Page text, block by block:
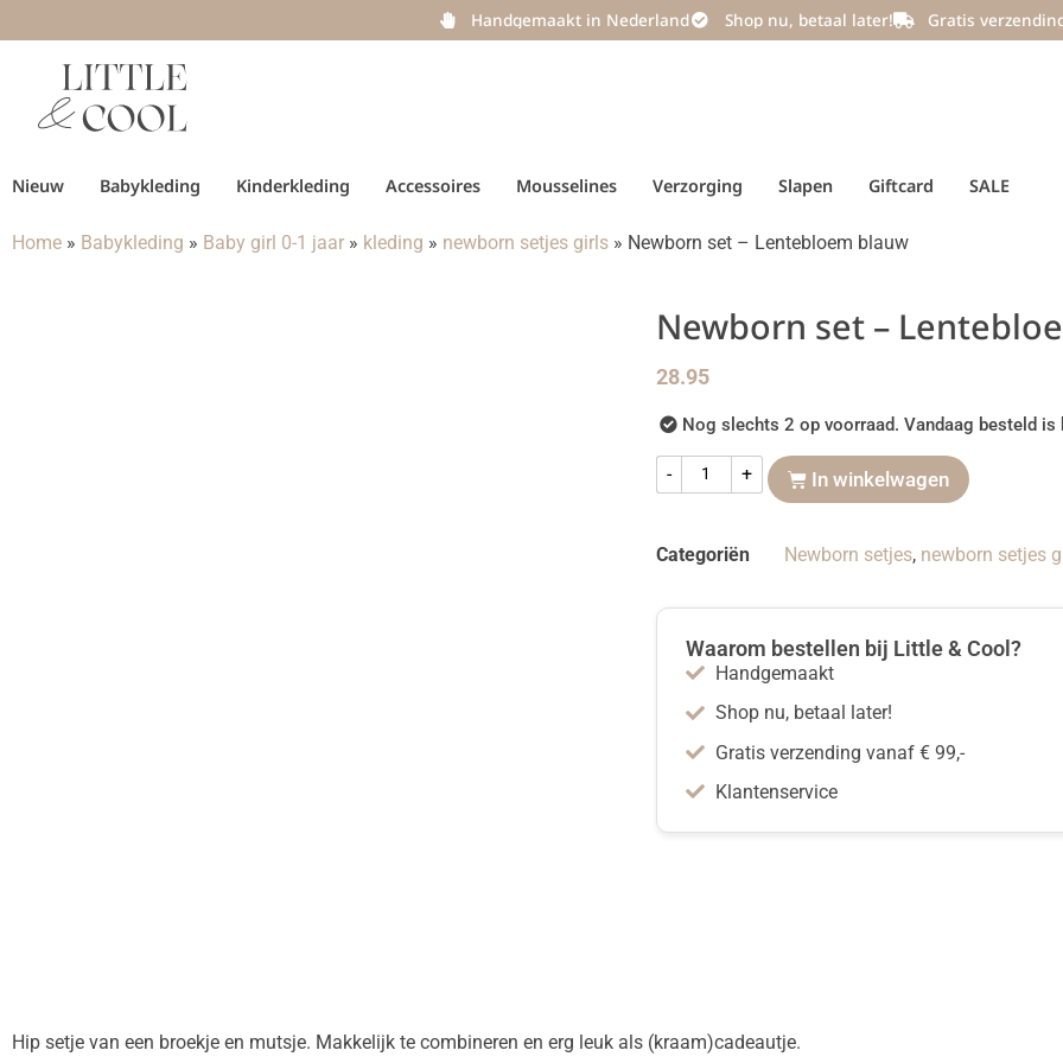
Handgemaakt in Nederland Shop nu, betaal later! Gratis
Nieuw Babykleding Kinderkleding Accessoires Mousselines Verzorging Slapen Giftcard SALE
Home » Babykleding » Baby girl 0-1 jaar » kleding » newborn setjes girls » Newborn set – Lentebloem blauw
Newborn set –
28.95
Nog slechts 2 op voorraad. Vandaag besteld is
- + In winkelwagen
Categoriën Newborn setjes, newborn setjes
Waarom bestellen bij Little & Cool?
Handgemaakt
Shop nu, betaal later!
Gratis verzending vanaf € 99,-
Klantenservice
Hip setje van een broekje en mutsje. Makkelijk te combineren en erg leuk als (kraam)cadeautje.